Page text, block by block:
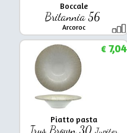
Boccale
Britannia 56
Arcoroc
Piatto pasta
Irys Brown 30 Jupiter
€7,04